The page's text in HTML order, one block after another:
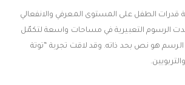
قدرات الطفل على المستوى المعرفي والانفعالي
الرسوم التعبيرية في مساحات واسعة لتكمّل
هو نص بحد ذاته. وقد لاقت تجربة “توتة